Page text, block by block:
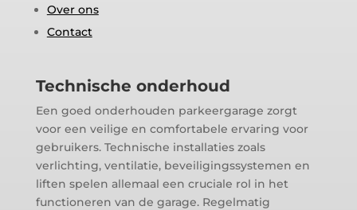
Over ons
Contact
Technische onderhoud
Een goed onderhouden parkeergarage zorgt
voor een veilige en comfortabele ervaring voor
gebruikers. Technische installaties zoals
verlichting, ventilatie, beveiligingssystemen en
liften spelen allemaal een cruciale rol in het
functioneren van de garage. Regelmatig